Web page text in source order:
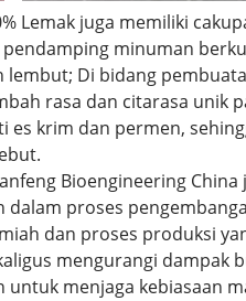
Lemak juga memiliki
minuman
Di bidang
rasa dan citarasa unik
krim dan permen,
Bioengineering China
proses
dan proses produksi
mengurangi dampak
menjaga kebiasaan